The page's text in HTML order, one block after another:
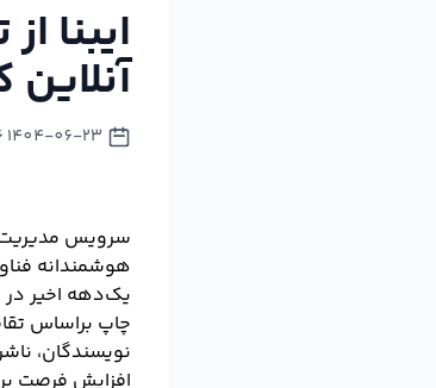
ایبنا
1404-06-23 09:40:06
هوشمندانه
یک‌دهه اخیر در
نویسندگان،
افزایش فرصت